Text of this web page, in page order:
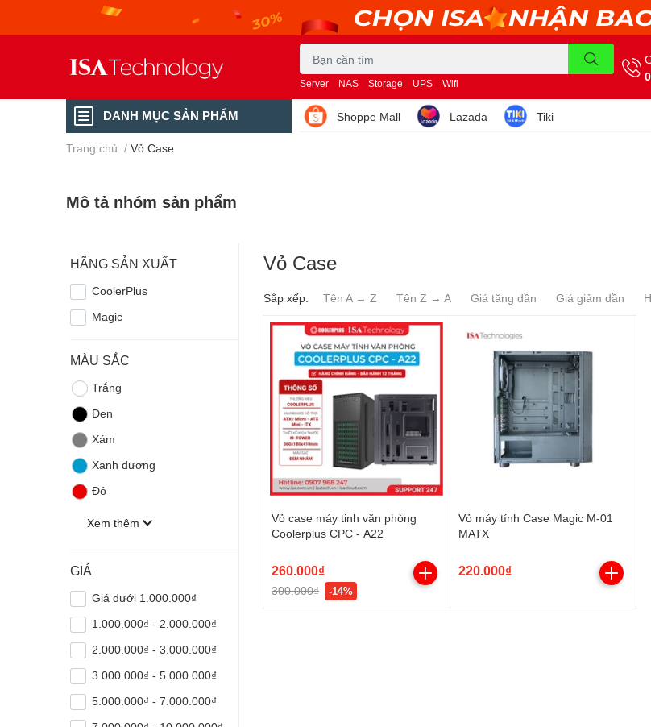
Server NAS Storage UPS Wifi
DANH MỤC SẢN PHẨM Shoppe Mall Lazada Tiki
Trang chủ / Vỏ Case
Mô tả nhóm sản phẩm
HÃNG SẢN XUẤT
CoolerPlus
Magic
MÀU SẮC
Trắng
Đen
Xám
Xanh dương
Đỏ
Xem thêm
GIÁ
Giá dưới 1.000.000₫
1.000.000₫ - 2.000.000₫
2.000.000₫ - 3.000.000₫
3.000.000₫ - 5.000.000₫
5.000.000₫ - 7.000.000₫
Vỏ Case
Sắp xếp: Tên A → Z Tên Z → A Giá tăng dần Giá giảm dần
Vỏ case máy tinh văn phòng
Coolerplus CPC - A22
260.000₫
300.000₫ -14%
Vỏ máy tính Case Magic M-01
MATX
220.000₫